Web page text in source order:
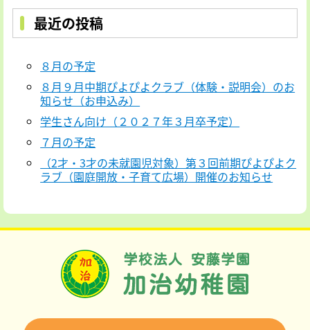
最近の投稿
８月の予定
８月９月中期ぴよぴよクラブ（体験・説明会）のお
知らせ（お申込み）
学生さん向け（２０２７年３月卒予定）
７月の予定
（2才・3才の未就園児対象）第３回前期ぴよぴよク
ラブ（園庭開放・子育て広場）開催のお知らせ